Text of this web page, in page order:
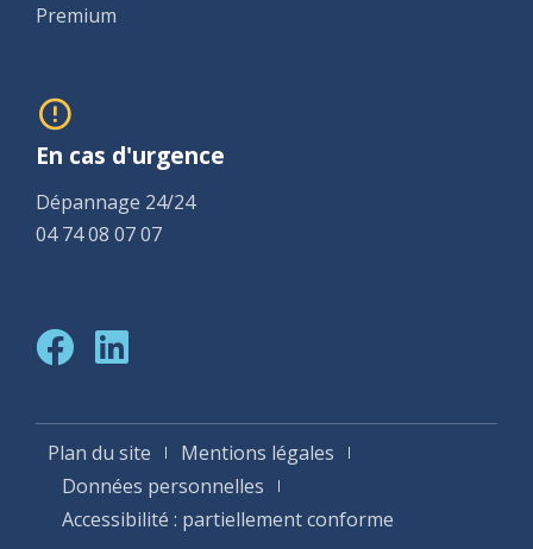
Premium
En cas d'urgence
Dépannage 24/24
04 74 08 07 07
Plan du site
Mentions légales
Données personnelles
Accessibilité : partiellement conforme